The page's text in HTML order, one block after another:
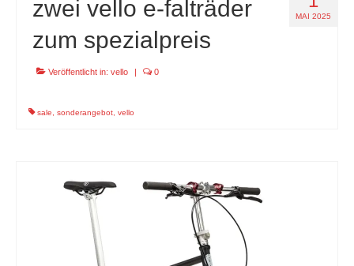
MAI 2025
zwei vello e-falträder
zum spezialpreis
Veröffentlicht in: vello | 0
sale sonderangebot vello